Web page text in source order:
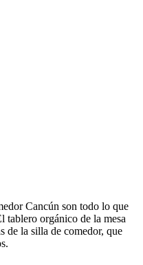
Cancún son todo lo que
tablero orgánico de la mesa
de la silla de comedor, que